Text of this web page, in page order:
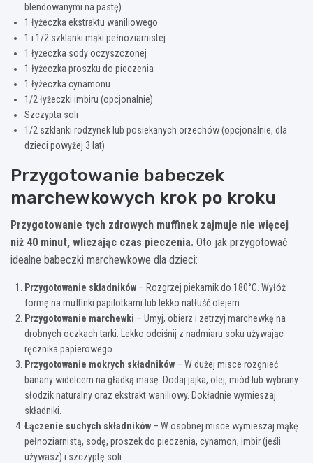
blendowanymi na pastę)
1 łyżeczka ekstraktu waniliowego
1 i 1/2 szklanki mąki pełnoziarnistej
1 łyżeczka sody oczyszczonej
1 łyżeczka proszku do pieczenia
1 łyżeczka cynamonu
1/2 łyżeczki imbiru (opcjonalnie)
Szczypta soli
1/2 szklanki rodzynek lub posiekanych orzechów (opcjonalnie, dla
dzieci powyżej 3 lat)
Przygotowanie babeczek
marchewkowych krok po kroku
Przygotowanie tych zdrowych muffinek zajmuje nie więcej
niż 40 minut, wliczając czas pieczenia. Oto jak przygotować
idealne babeczki marchewkowe dla dzieci:
Przygotowanie składników – Rozgrzej piekarnik do 180°C. Wyłóż
formę na muffinki papilotkami lub lekko natłuść olejem.
Przygotowanie marchewki – Umyj, obierz i zetrzyj marchewkę na
drobnych oczkach tarki. Lekko odciśnij z nadmiaru soku używając
ręcznika papierowego.
Przygotowanie mokrych składników – W dużej misce rozgnieć
banany widelcem na gładką masę. Dodaj jajka, olej, miód lub wybrany
słodzik naturalny oraz ekstrakt waniliowy. Dokładnie wymieszaj
składniki.
Łączenie suchych składników – W osobnej misce wymieszaj mąkę
pełnoziarnistą, sodę, proszek do pieczenia, cynamon, imbir (jeśli
używasz) i szczyptę soli.